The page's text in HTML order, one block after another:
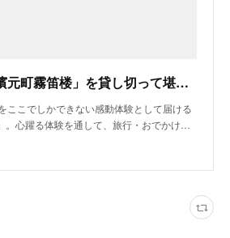
「仏蘭西料亭 横濱元町霧笛楼」を貸し切って堪能する金継ぎ体験 −季節のフレンチランチコース付き−
ここでしかできない感動体験として届ける
。心躍る体験を通して、旅行・おでかけ…